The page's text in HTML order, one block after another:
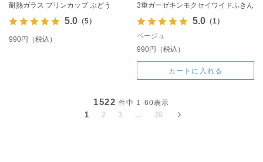
耐熱ガラス プリンカップ ぶどう
5.0（5）
990円（税込）
3重ガーゼキンモクセイワイドふきん
5.0（1）
ベージュ
990円（税込）
カートに入れる
1522 件中 1-60表示
1 2 3 ... 26